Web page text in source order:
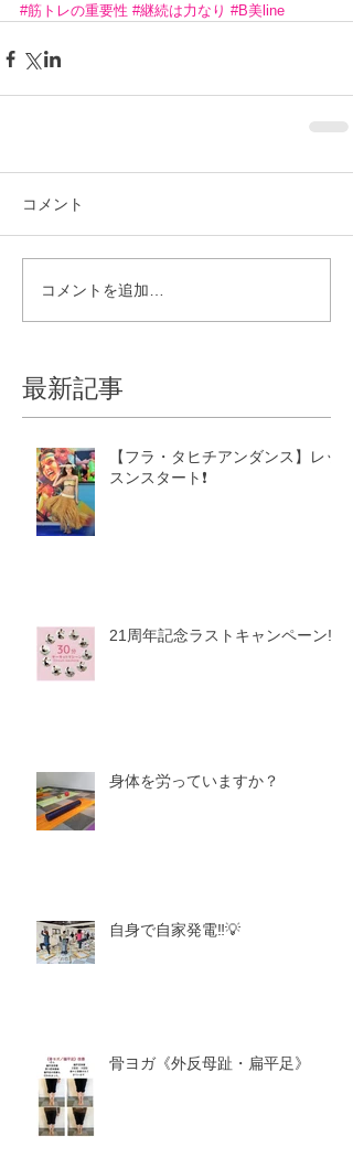
#筋トレの重要性 #継続は力なり #B美line
コメント
コメントを追加…
最新記事
【フラ・タヒチアンダンス】レッ
スンスタート❗️
21周年記念ラストキャンペーン‼️
身体を労っていますか？
自身で自家発電‼️💡
骨ヨガ《外反母趾・扁平足》